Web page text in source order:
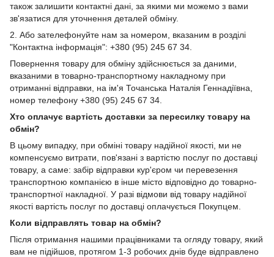
також залишити контактні дані, за якими ми можемо з вами
зв'язатися для уточнення деталей обміну.
2. Або зателефонуйте нам за номером, вказаним в розділі
"Контактна інформація": +380 (95) 245 67 34.
Повернення товару для обміну здійснюється за даними,
вказаними в товарно-транспортному накладному при
отриманні відправки, на ім'я Точанська Наталія Геннадіївна,
номер телефону +380 (95) 245 67 34.
Хто оплачує вартість доставки за пересилку товару на
обмін?
В цьому випадку, при обміні товару надійної якості, ми не
компенсуємо витрати, пов'язані з вартістю послуг по доставці
товару, а саме: забір відправки кур'єром чи перевезення
транспортною компанією в інше місто відповідно до товарно-
транспортної накладної. У разі відмови від товару надійної
якості вартість послуг по доставці оплачується Покупцем.
Коли відправлять товар на обмін?
Після отримання нашими працівниками та огляду товару, який
вам не підійшов, протягом 1-3 робочих днів буде відправлено